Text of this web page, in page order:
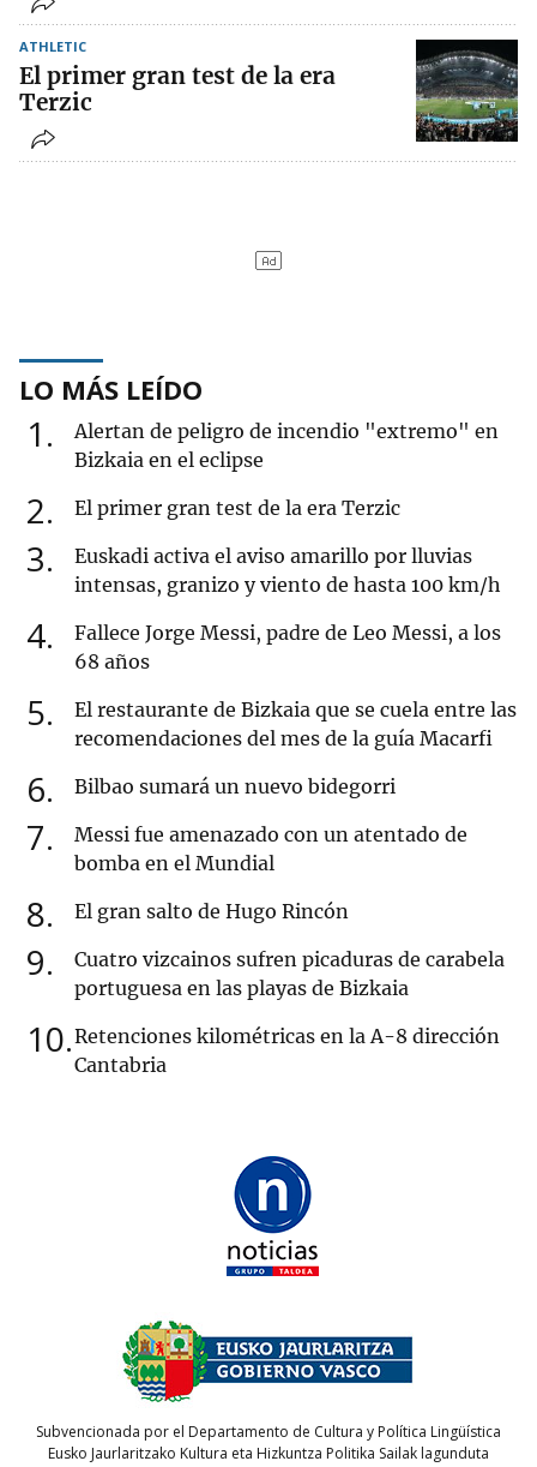
ATHLETIC
El primer gran test de la era
Terzic
LO MÁS LEÍDO
1
Alertan de peligro de incendio "extremo" en
Bizkaia en el eclipse
2 El primer gran test de la era Terzic
3
Euskadi activa el aviso amarillo por lluvias
intensas, granizo y viento de hasta 100 km/h
4
Fallece Jorge Messi, padre de Leo Messi, a los
68 años
5
El restaurante de Bizkaia que se cuela entre las
recomendaciones del mes de la guía Macarfi
6 Bilbao sumará un nuevo bidegorri
7
Messi fue amenazado con un atentado de
bomba en el Mundial
8 El gran salto de Hugo Rincón
9
Cuatro vizcainos sufren picaduras de carabela
portuguesa en las playas de Bizkaia
10 Retenciones kilométricas en la A-8 dirección
Cantabria
Subvencionada por el Departamento de Cultura y Política Lingüística
Eusko Jaurlaritzako Kultura eta Hizkuntza Politika Sailak lagunduta